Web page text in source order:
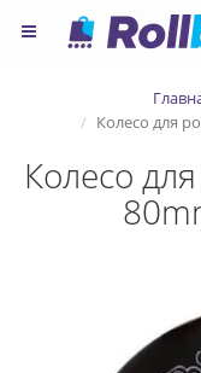
Колесо для
Колесо